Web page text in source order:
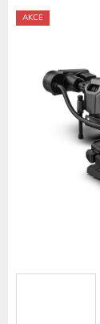
produktu
hvězdiček.
AKCE